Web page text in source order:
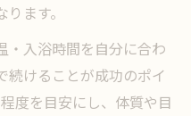
ます。
・入浴時間を自分に合わ
続けることが成功のポイ
度を目安にし、体質や目